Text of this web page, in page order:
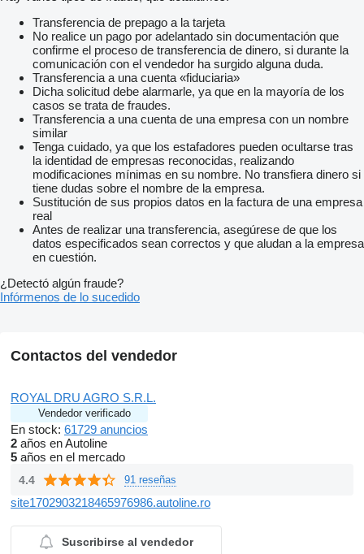
Transferencia de prepago a la tarjeta
No realice un pago por adelantado sin documentación que
confirme el proceso de transferencia de dinero, si durante la
comunicación con el vendedor ha surgido alguna duda.
Transferencia a una cuenta «fiduciaria»
Dicha solicitud debe alarmarle, ya que en la mayoría de los
casos se trata de fraudes.
Transferencia a una cuenta de una empresa con un nombre
similar
Tenga cuidado, ya que los estafadores pueden ocultarse tras
la identidad de empresas reconocidas, realizando
modificaciones mínimas en su nombre. No transfiera dinero si
tiene dudas sobre el nombre de la empresa.
Sustitución de sus propios datos en la factura de una empresa
real
Antes de realizar una transferencia, asegúrese de que los
datos especificados sean correctos y que aludan a la empresa
en cuestión.
¿Detectó algún fraude?
Infórmenos de lo sucedido
Contactos del vendedor
ROYAL DRU AGRO S.R.L.
Vendedor verificado
En stock: 61729 anuncios
2 años en Autoline
5 años en el mercado
4.4 91 reseñas
site1702903218465976986.autoline.ro
Suscribirse al vendedor